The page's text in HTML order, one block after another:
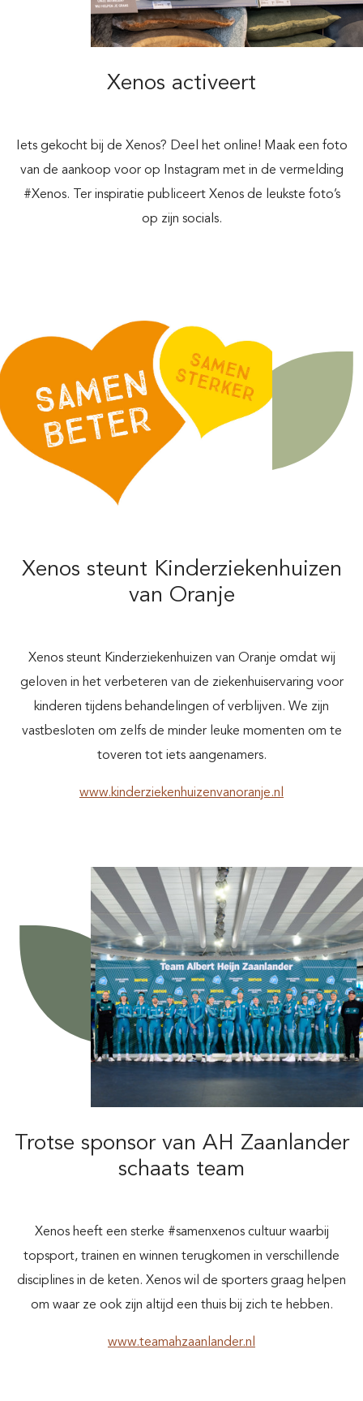
Xenos activeert
Iets gekocht bij de Xenos? Deel het online! Maak een foto
van de aankoop voor op Instagram met in de vermelding
#Xenos. Ter inspiratie publiceert Xenos de leukste foto’s
op zijn socials.
Xenos steunt Kinderziekenhuizen
van Oranje
Xenos steunt Kinderziekenhuizen van Oranje omdat wij
geloven in het verbeteren van de ziekenhuiservaring voor
kinderen tijdens behandelingen of verblijven. We zijn
vastbesloten om zelfs de minder leuke momenten om te
toveren tot iets aangenamers.
www.kinderziekenhuizenvanoranje.nl
Trotse sponsor van AH Zaanlander
schaats team
Xenos heeft een sterke #samenxenos cultuur waarbij
topsport, trainen en winnen terugkomen in verschillende
disciplines in de keten. Xenos wil de sporters graag helpen
om waar ze ook zijn altijd een thuis bij zich te hebben.
www.teamahzaanlander.nl